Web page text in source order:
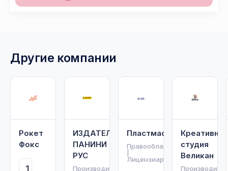
Другие компании
Рокет
Фокс
ИЗДАТЕЛЬСТВО
ПАНИНИ
РУС
Производитель
Пластмастер
Правообладатель
Лицензиар
Креативная
студия
Великан